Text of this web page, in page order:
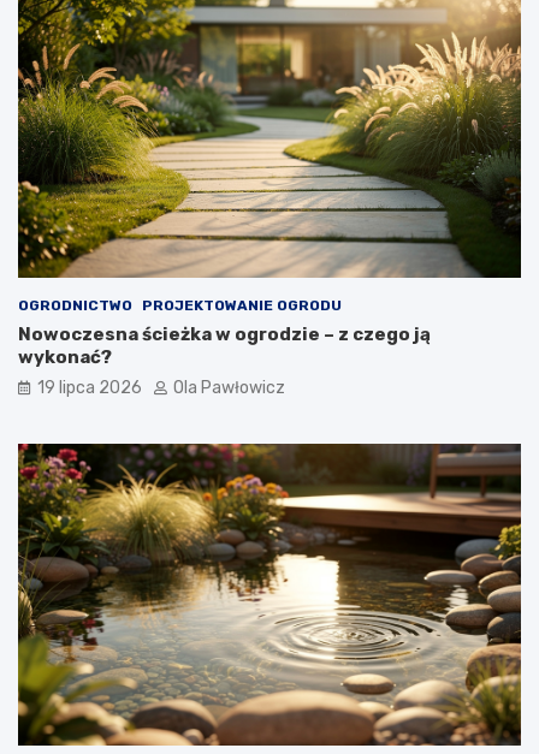
OGRODNICTWO PROJEKTOWANIE OGRODU
Nowoczesna ścieżka w ogrodzie – z czego ją
wykonać?
19 lipca 2026 Ola Pawłowicz